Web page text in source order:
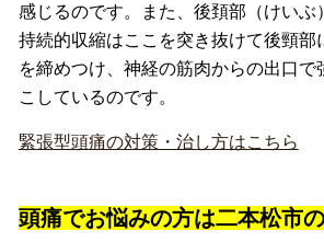
感じるのです。また、後頚部（けいぶ
持続的収縮はここを突き抜けて後頸部
を締めつけ、神経の筋肉からの出口で
こしているのです。
緊張型頭痛の対策・治し方はこちら
頭痛でお悩みの方は二本松市